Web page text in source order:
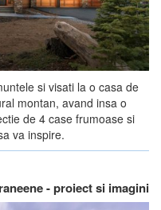
si visati la o casa de
montan, avand insa o
de 4 case frumoase si
va inspire.
- proiect si imagini